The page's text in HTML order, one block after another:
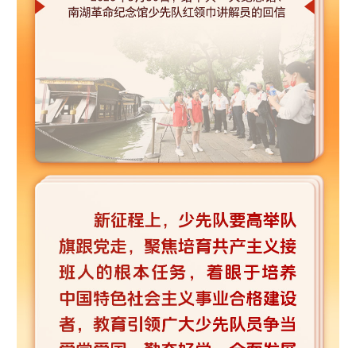
陕西 甘肃 青海 宁夏
多语种频道
English Español Français
Русский язык 日本語 한국어